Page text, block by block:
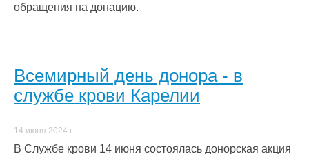
обращения на донацию.
Всемирный день донора - в
службе крови Карелии
14 июня 2024 г.
В Службе крови 14 июня состоялась донорская акция